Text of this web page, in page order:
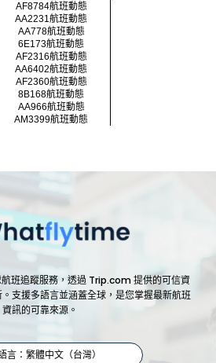
AF8784航班動態
AA2231航班動態
AA778航班動態
6E173航班動態
AF2316航班動態
AA6402航班動態
AF2360航班動態
8B168航班動態
AA966航班動態
AM3399航班動態
班追蹤服務，透過 Trip.com 提供的可信資
支援多語言並涵蓋全球，是您掌握最新航班
資訊的可靠來源。
言：繁體中文（台灣）